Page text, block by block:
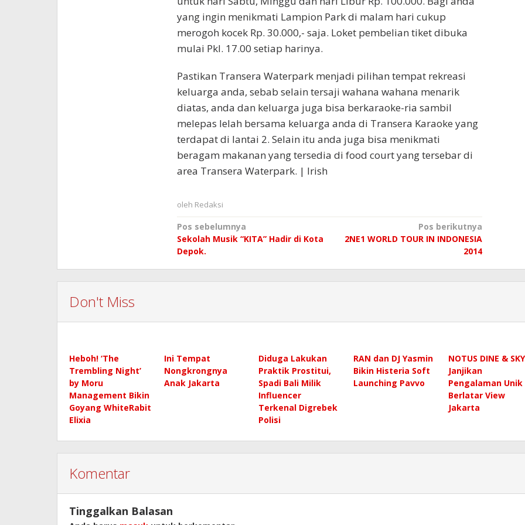
yang ingin menikmati Lampion Park di malam hari cukup
merogoh kocek Rp. 30.000,- saja. Loket pembelian tiket dibuka
mulai Pkl. 17.00 setiap harinya.
Pastikan Transera Waterpark menjadi pilihan tempat rekreasi
keluarga anda, sebab selain tersaji wahana wahana menarik
diatas, anda dan keluarga juga bisa berkaraoke-ria sambil
melepas lelah bersama keluarga anda di Transera Karaoke yang
terdapat di lantai 2. Selain itu anda juga bisa menikmati
beragam makanan yang tersedia di food court yang tersebar di
area Transera Waterpark. | Irish
oleh Redaksi
Navigasi
pos
Pos sebelumnya
Sekolah Musik “KITA” Hadir di Kota
Depok.
Pos berikutnya
2NE1 WORLD TOUR IN INDONESIA
2014
Don't Miss
Heboh! ‘The
Trembling Night’
by Moru
Management Bikin
Goyang WhiteRabit
Elixia
Ini Tempat
Nongkrongnya
Anak Jakarta
Diduga Lakukan
Praktik Prostitui,
Spadi Bali Milik
Influencer
Terkenal Digrebek
Polisi
RAN dan DJ Yasmin
Bikin Histeria Soft
Launching Pavvo
NOTUS DINE & SKY
Janjikan
Pengalaman Unik
Berlatar View
Jakarta
Komentar
Tinggalkan Balasan